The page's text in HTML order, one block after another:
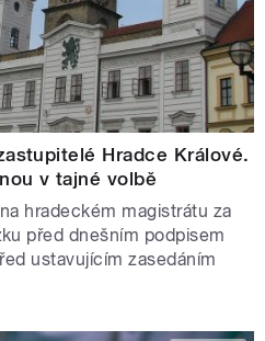
Hradce Králové.
v tajné volbě
hradeckém magistrátu za
před dnešním podpisem
ustavujícím zasedáním